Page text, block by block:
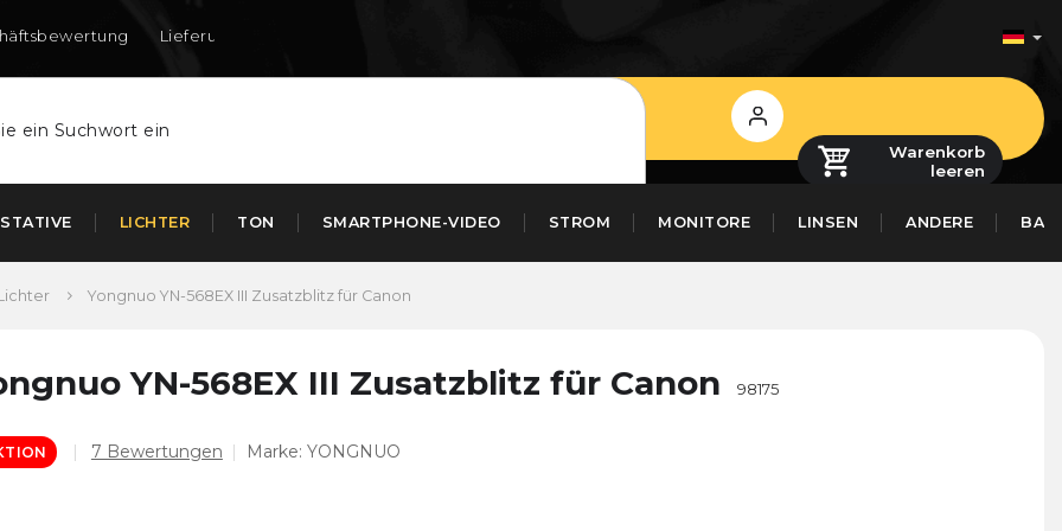
Lieferung nach DE und AT
Login
Warenkorb
leeren
STATIVE LICHTER TON SMARTPHONE-VIDEO STROM MONITORE LINSEN ANDERE
Yongnuo YN-568EX III Zusatzblitz für Canon
YN-568EX III Zusatzblitz für Canon 98175
Die
7 Bewertungen Marke: YONGNUO